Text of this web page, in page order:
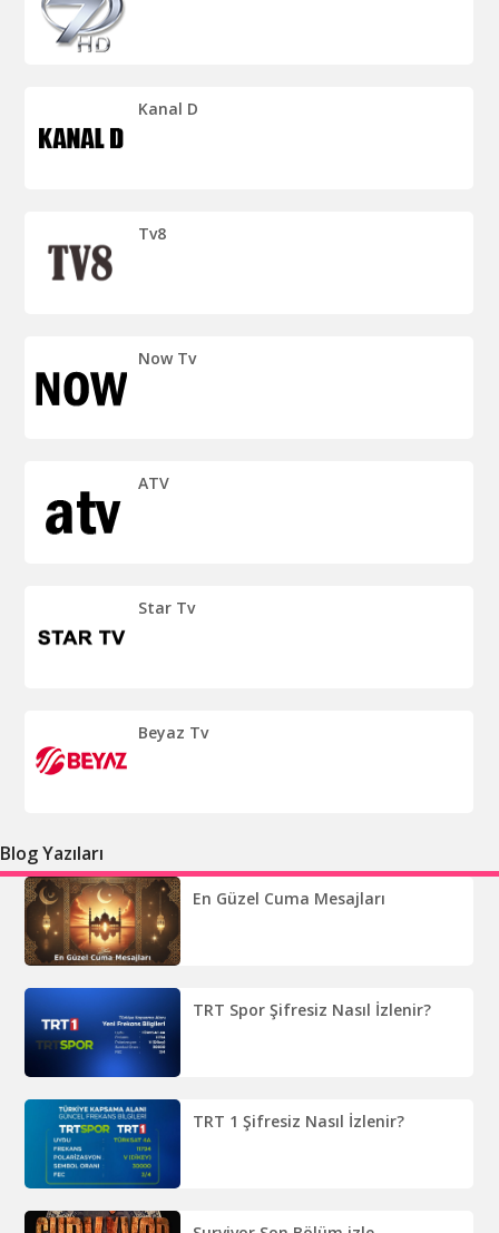
Kanal D
Tv8
Now Tv
ATV
Star Tv
Beyaz Tv
Blog Yazıları
En Güzel Cuma Mesajları
TRT Spor Şifresiz Nasıl İzlenir?
TRT 1 Şifresiz Nasıl İzlenir?